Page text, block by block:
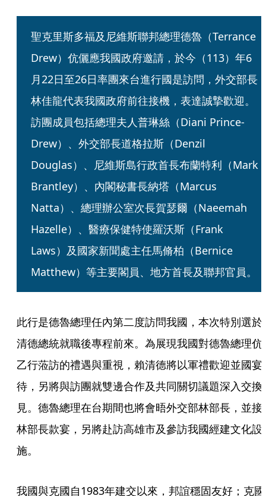
聖克里斯多福及尼維斯聯邦總理德魯（Terrance
Drew）伉儷應我國政府邀請，於今（113）年6
月22日至26日率團來台進行國是訪問，外交部長
林佳龍代表我國政府前往接機，表達誠摯歡迎。
訪團成員包括總理夫人普琳絲（Diani Prince-
Drew）、外交部長道格拉斯（Denzil
Douglas）、尼維斯島行政首長布蘭特利（Mark
Brantley）、內閣秘書長納塔（Marcus
Natta）、總理辦公室次長賀瑟爾（Naeemah
Hazelle）、醫療保健特使羅沃斯（Frank
Laws）及國家新聞處主任馬脩柏（Bernice
Matthew）等主要閣員、地方首長及聯邦官員。
此行是德魯總理任內第二度訪問我國，本次特別選於
清德總統就職後專程前來。為展現我國對德魯總理伉
乙行蒞訪的禮遇與重視，賴清德將以軍禮歡迎並國宴
待，另將與訪團就雙邊合作及共同關切議題深入交換
見。德魯總理在台期間也將會晤外交部林部長，並接
林部長款宴，另將赴訪高雄市及參訪我國經建文化設
施。
我國與克國自1983年建交以來，邦誼穩固友好；克國